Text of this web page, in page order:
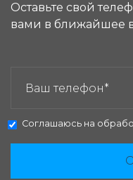
Оставьте свой
вами в ближайшее
Соглашаюсь на